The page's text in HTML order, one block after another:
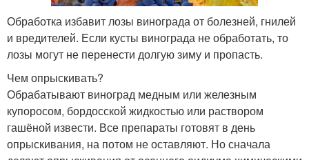
Обработка избавит лозы винограда от болезней, гнилей
и вредителей. Если кусты винограда не обработать, то
лозы могут не перенести долгую зиму и пропасть.
Чем опрыскивать?
Обрабатывают виноград медным или железным
купоросом, бордосской жидкостью или раствором
гашёной извести. Все препараты готовят в день
опрыскивания, на потом не оставляют. Но сначала